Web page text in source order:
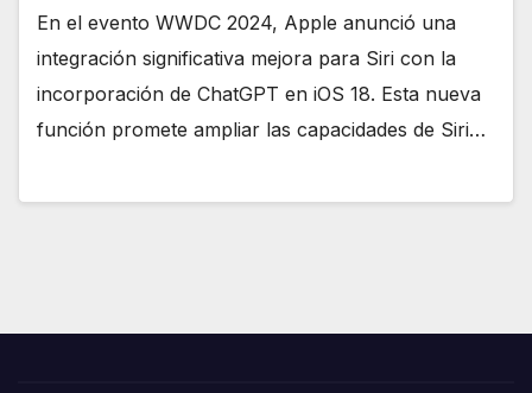
En el evento WWDC 2024, Apple anunció una
integración significativa mejora para Siri con la
incorporación de ChatGPT en iOS 18. Esta nueva
función promete ampliar las capacidades de Siri…